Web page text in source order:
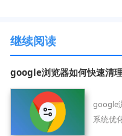
继续阅读
google浏览器如何快速清
google
系统优